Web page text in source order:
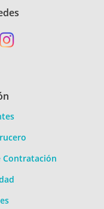
Contratación